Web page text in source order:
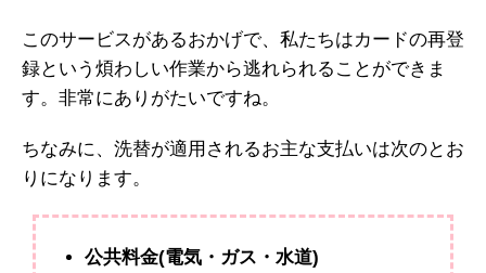
このサービスがあるおかげで、私たちはカードの再登
録という煩わしい作業から逃れられることができま
す。非常にありがたいですね。
ちなみに、洗替が適用されるお主な支払いは次のとお
りになります。
公共料金(電気・ガス・水道)